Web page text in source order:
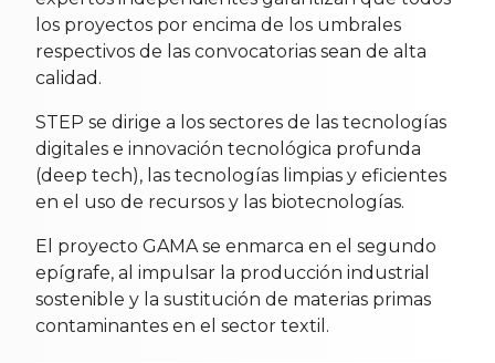
los proyectos por encima de los umbrales
respectivos de las convocatorias sean de alta
calidad.
STEP se dirige a los sectores de las tecnologías
digitales e innovación tecnológica profunda
(deep tech), las tecnologías limpias y eficientes
en el uso de recursos y las biotecnologías.
El proyecto GAMA se enmarca en el segundo
epígrafe, al impulsar la producción industrial
sostenible y la sustitución de materias primas
contaminantes en el sector textil.